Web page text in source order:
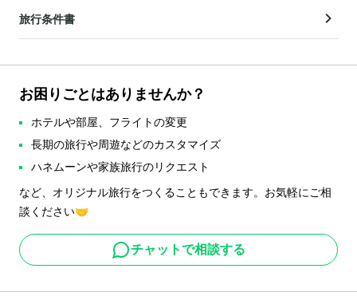
旅行条件書
お困りごとはありませんか？
ホテルや部屋、フライトの変更
長期の旅行や周遊などのカスタマイズ
ハネムーンや家族旅行のリクエスト
など、オリジナル旅行をつくることもできます。お気軽にご相
談ください🤝
チャットで相談する